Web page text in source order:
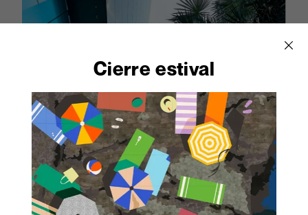
Cierre estival